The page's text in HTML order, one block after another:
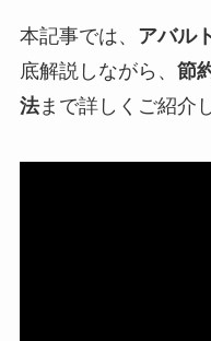
本記事では、 アバル
底解説しながら、 節
法まで詳しくご紹介